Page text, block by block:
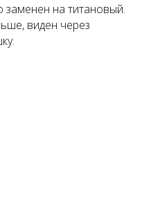
на титановый.
виден через